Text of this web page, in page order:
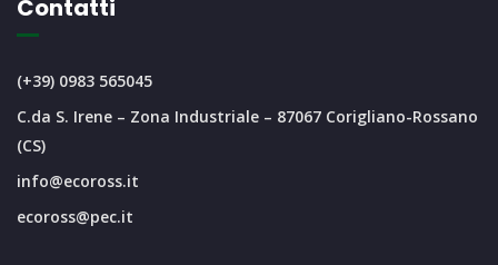
Contatti
(+39) 0983 565045
C.da S. Irene – Zona Industriale – 87067 Corigliano-Rossano
(CS)
info@ecoross.it
ecoross@pec.it